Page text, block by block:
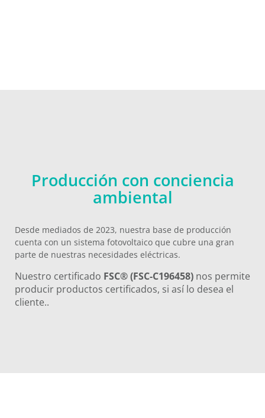
Producción con conciencia
ambiental
Desde mediados de 2023, nuestra base de producción
cuenta con un sistema fotovoltaico que cubre una gran
parte de nuestras necesidades eléctricas.
Nuestro certificado FSC®(FSC-C196458) nos permite
producir productos certificados, si así lo desea el
cliente..